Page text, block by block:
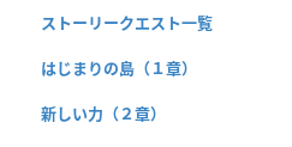
ストーリークエスト一覧
はじまりの島（１章）
新しい力（２章）